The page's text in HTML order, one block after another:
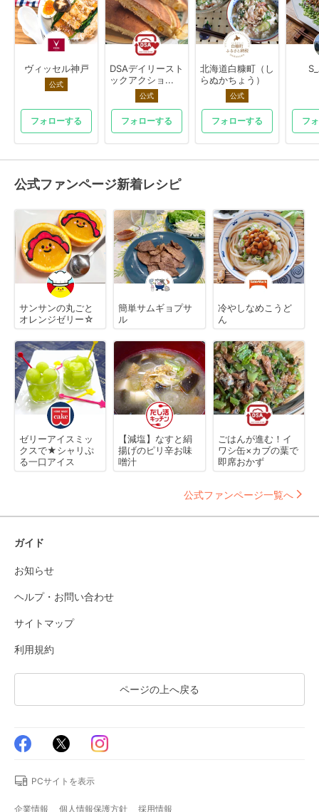
ヴィッセル神戸
公式
フォローする
DSAデイリースト
ックアクショ...
公式
フォローする
北海道白糠町（し
らぬかちょう）
公式
フォローする フ
公式ファンページ新着レシピ
サンサンの丸ごと
オレンジゼリー☆
簡単サムギョプサ
ル
冷やしなめこうど
ん
ゼリーアイスミッ
クスで★シャリぷ
る一口アイス
【減塩】なすと絹
揚げのピリ辛お味
噌汁
ごはんが進む！イ
ワシ缶×カブの葉で
即席おかず
公式ファンページ一覧へ
ガイド
お知らせ
ヘルプ・お問い合わせ
サイトマップ
利用規約
ページの上へ戻る
PCサイトを表示
企業情報 個人情報保護方針 採用情報